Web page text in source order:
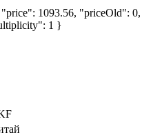
1093.56, "priceOld": 0,
1 }